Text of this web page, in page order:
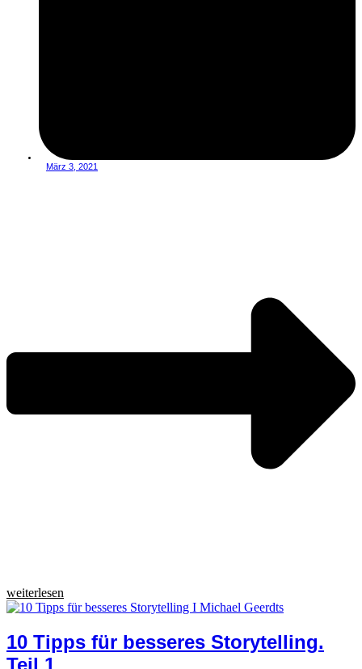
März 3, 2021
weiterlesen
10 Tipps für besseres Storytelling.